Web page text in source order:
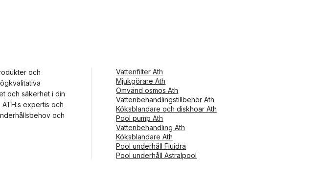
och
och säkerhet i din
expertis och
och
Vattenfilter Ath
Mjukgörare Ath
Omvänd osmos Ath
Vattenbehandlingstillbehör Ath
Köksblandare och diskhoar Ath
Pool pump Ath
Vattenbehandling Ath
Köksblandare Ath
Pool underhåll Fluidra
Pool underhåll Astralpool